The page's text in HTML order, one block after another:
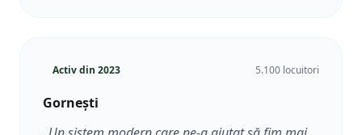
Activ din 2023 5.100 locuitori
Gornești